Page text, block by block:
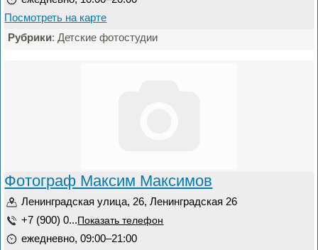
Посмотреть на карте
Рубрики: Детские фотостудии
Фотограф Максим Максимов
Ленинградская улица, 26, Ленинградская 26
+7 (900) 0... Показать телефон
ежедневно, 09:00–21:00